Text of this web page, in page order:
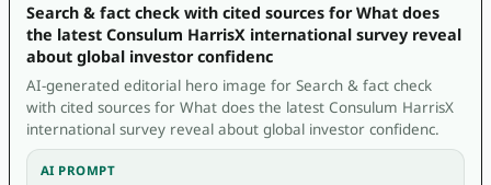
Search & fact check with cited sources for What does
the latest Consulum HarrisX international survey reveal
about global investor confidenc
AI-generated editorial hero image for Search & fact check
with cited sources for What does the latest Consulum HarrisX
international survey reveal about global investor confidenc.
AI PROMPT